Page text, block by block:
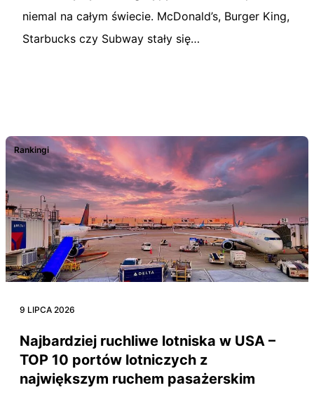
niemal na całym świecie. McDonald’s, Burger King,
Starbucks czy Subway stały się…
Rankingi
9 LIPCA 2026
Najbardziej ruchliwe lotniska w USA –
TOP 10 portów lotniczych z
największym ruchem pasażerskim